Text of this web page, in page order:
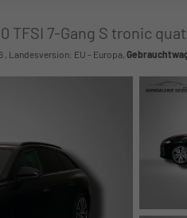
TFSI 7-Gang S tronic
, Landesversion: EU - Europa,